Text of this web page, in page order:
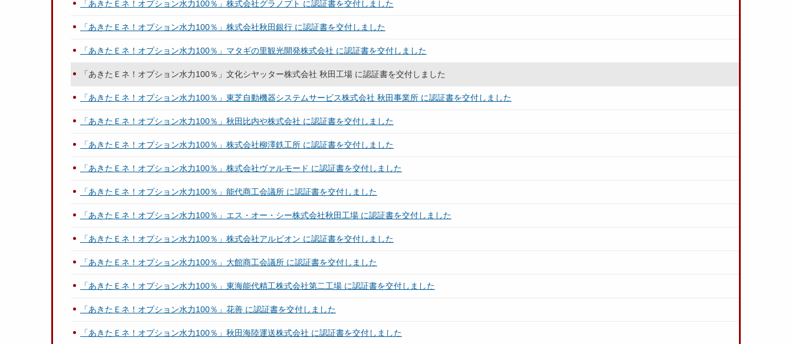
「あきたＥネ！オプション水力100％」株式会社グラノプト に認証書を交付しました
「あきたＥネ！オプション水力100％」株式会社秋田銀行 に認証書を交付しました
「あきたＥネ！オプション水力100％」マタギの里観光開発株式会社 に認証書を交付しました
「あきたＥネ！オプション水力100％」文化シヤッター株式会社 秋田工場 に認証書を交付しました
「あきたＥネ！オプション水力100％」東芝自動機器システムサービス株式会社 秋田事業所 に認証書を交付しました
「あきたＥネ！オプション水力100％」秋田比内や株式会社 に認証書を交付しました
「あきたＥネ！オプション水力100％」株式会社柳澤鉄工所 に認証書を交付しました
「あきたＥネ！オプション水力100％」株式会社ヴァルモード に認証書を交付しました
「あきたＥネ！オプション水力100％」能代商工会議所 に認証書を交付しました
「あきたＥネ！オプション水力100％」エス・オー・シー株式会社秋田工場 に認証書を交付しました
「あきたＥネ！オプション水力100％」株式会社アルビオン に認証書を交付しました
「あきたＥネ！オプション水力100％」大館商工会議所 に認証書を交付しました
「あきたＥネ！オプション水力100％」東海能代精工株式会社第二工場 に認証書を交付しました
「あきたＥネ！オプション水力100％」花善 に認証書を交付しました
「あきたＥネ！オプション水力100％」秋田海陸運送株式会社 に認証書を交付しました